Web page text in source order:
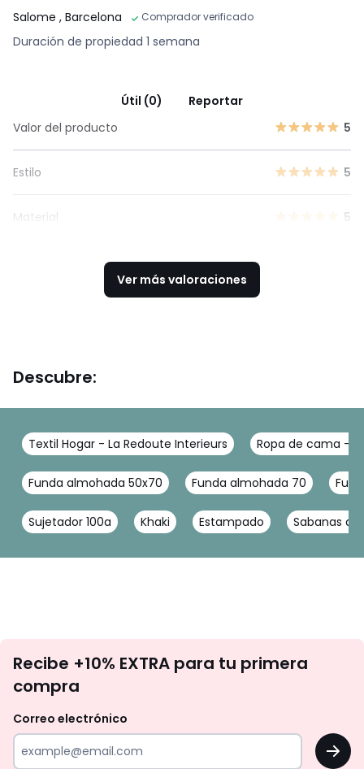
Salome , Barcelona Comprador verificado
Duración de propiedad 1 semana
Útil (0)
Reportar
Valor del producto
5
Estilo 5
Material 5
Ver más valoraciones
Descubre:
Textil Hogar - La Redoute Interieurs Ropa de cama -
Funda almohada 50x70 Funda almohada 70
Sujetador 100a Khaki Estampado Sabanas de
te
tu
Recibe +10% EXTRA para tu primera
compra
Correo electrónico
OK